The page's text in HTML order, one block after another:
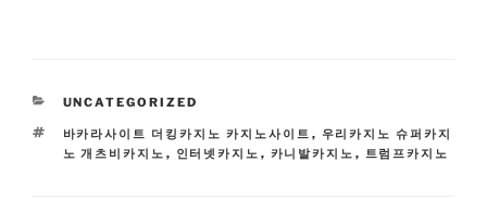
CATEGORIES
UNCATEGORIZED
TAGS
바카라사이트 더킹카지노 카지노사이트 , 우리카지노 슈퍼카지
노 개츠비카지노 , 인터넷카지노 , 카니발카지노 , 트럼프카지노